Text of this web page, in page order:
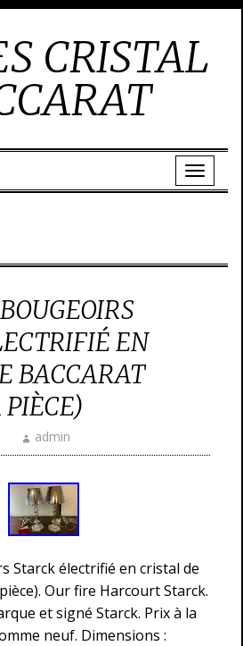
CRISTAL
EN
BACCARAT
admin
Starck électrifié en cristal de
Our fire Harcourt Starck.
et signé Starck. Prix à la
neuf. Dimensions :